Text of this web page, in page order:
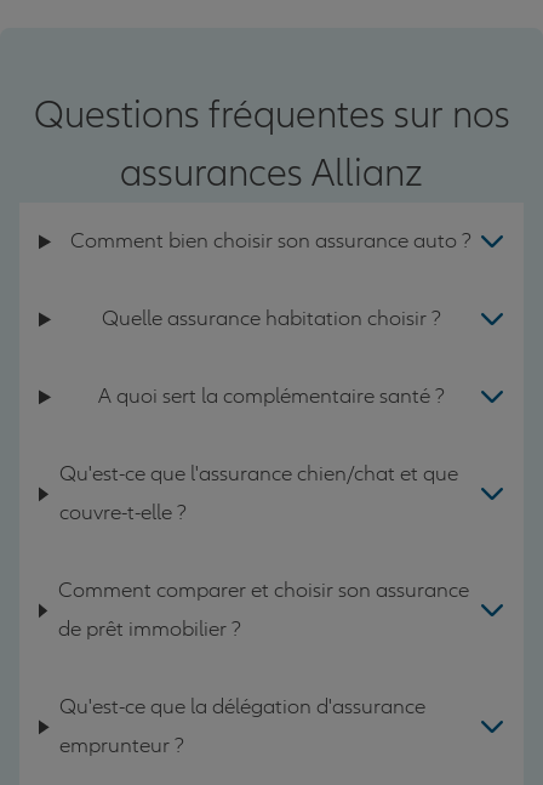
Questions fréquentes sur nos
assurances Allianz
Comment bien choisir son assurance auto ?
Quelle assurance habitation choisir ?
A quoi sert la complémentaire santé ?
Qu'est-ce que l'assurance chien/chat et que
couvre-t-elle ?
Comment comparer et choisir son assurance
de prêt immobilier ?
Qu'est-ce que la délégation d'assurance
emprunteur ?